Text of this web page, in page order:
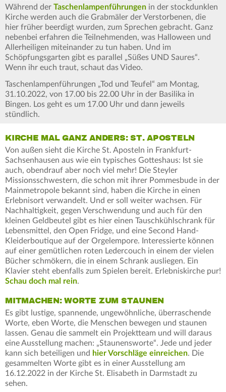
Während der Taschenlampenführungen in der stockdunklen
Kirche werden auch die Grabmäler der Verstorbenen, die
hier früher beerdigt wurden, zum Sprechen gebracht. Ganz
nebenbei erfahren die Teilnehmenden, was Halloween und
Allerheiligen miteinander zu tun haben. Und im
Schöpfungsgarten gibt es parallel „Süßes UND Saures“.
Wenn ihr euch traut, schaut das Video.
Taschenlampenführungen „Tod und Teufel“ am Montag,
31.10.2022, von 17.00 bis 22.00 Uhr in der Basilika in
Bingen. Los geht es um 17.00 Uhr und dann jeweils
stündlich.
KIRCHE MAL GANZ ANDERS: ST. APOSTELN
Von außen sieht die Kirche St. Aposteln in Frankfurt-
Sachsenhausen aus wie ein typisches Gotteshaus: Ist sie
auch, obendrauf aber noch viel mehr! Die Steyler
Missionsschwestern, die schon mit ihrer Pommesbude in der
Mainmetropole bekannt sind, haben die Kirche in einen
Erlebnisort verwandelt. Und er soll weiter wachsen. Für
Nachhaltigkeit, gegen Verschwendung und auch für den
kleinen Geldbeutel gibt es hier einen Tauschkühlschrank für
Lebensmittel, den Open Fridge, und eine Second Hand-
Kleiderboutique auf der Orgelempore. Interessierte können
auf einer gemütlichen roten Ledercouch in einem der vielen
Bücher schmökern, die in einem Schrank ausliegen. Ein
Klavier steht ebenfalls zum Spielen bereit. Erlebniskirche pur!
Schau doch mal rein.
MITMACHEN: WORTE ZUM STAUNEN
Es gibt lustige, spannende, ungewöhnliche, überraschende
Worte, eben Worte, die Menschen bewegen und staunen
lassen. Genau die sammelt ein Projektteam und will daraus
eine Ausstellung machen: „Staunensworte“. Jede und jeder
kann sich beteiligen und hier Vorschläge einreichen. Die
gesammelten Worte gibt es in einer Ausstellung am
16.12.2022 in der Kirche St. Elisabeth in Darmstadt zu
sehen.